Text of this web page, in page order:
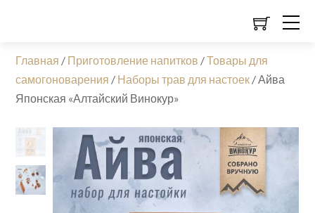
Главная / Приготовление напитков /Товары для
самогоноварения / Наборы трав для настоек /Айва
Японская «Алтайский Винокур»